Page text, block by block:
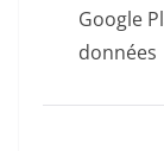
Google
données